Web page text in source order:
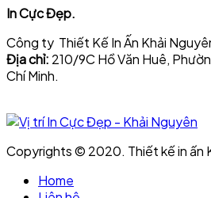
In Cực Đẹp.
Công ty Thiết Kế In Ấn Khải
Địa chỉ: 210/9C Hồ Văn Huê,
Chí Minh.
Copyrights © 2020. Thiết kế in ấn
Home